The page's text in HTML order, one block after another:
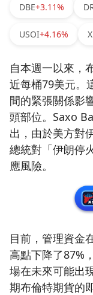
DBE+3.11%
USOI+4.16%
自本週一以來，
近每桶79美元。
間的緊張關係影
頭部位。Saxo
出，由於美方對
總統對「伊朗停
應風險。
目前，管理資金
高點下降了87%
場在未來可能出
期布倫特期貨的